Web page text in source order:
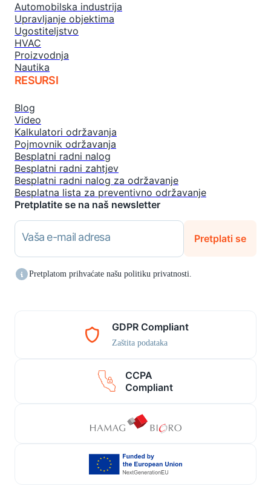
Automobilska industrija
Upravljanje objektima
Ugostiteljstvo
HVAC
Proizvodnja
Nautika
RESURSI
Blog
Video
Kalkulatori održavanja
Pojmovnik održavanja
Besplatni radni nalog
Besplatni radni zahtjev
Besplatni radni nalog za održavanje
Besplatna lista za preventivno održavanje
Pretplatite se na naš newsletter
Vaša e-mail adresa Pretplati se
Pretplatom prihvaćate našu politiku privatnosti.
GDPR Compliant
Zaštita podataka
CCPA
Compliant